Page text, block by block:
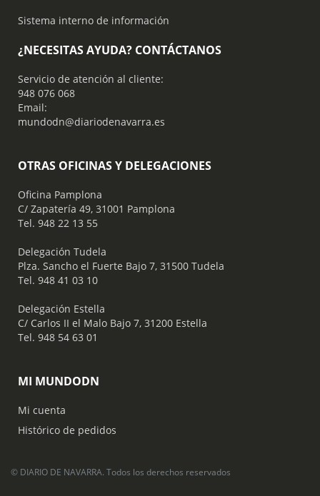
Sistema interno de información
¿NECESITAS AYUDA? CONTÁCTANOS
Servicio de atención al cliente:
948 076 068
Email:
mundodn@diariodenavarra.es
OTRAS OFICINAS Y DELEGACIONES
Oficina Pamplona
C/ Zapatería 49, 31001 Pamplona
Tel. 948 22 13 55
​ Delegación Tudela
Plza. Sancho el Fuerte Bajo 7, 31500 Tudela
Tel. 948 41 03 10
​ Delegación Estella
C/ Carlos II el Malo Bajo 7, 31200 Estella
Tel. 948 54 63 01
MI MUNDODN
Mi cuenta
Histórico de pedidos
© DIARIO DE NAVARRA. Todos los derechos reservados